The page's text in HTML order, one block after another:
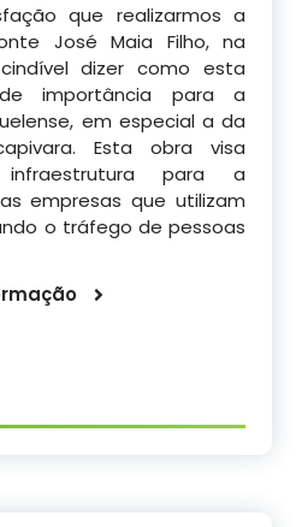
que realizarmos a
José Maia Filho, na
dizer como esta
importância para a
em especial a da
Esta obra visa
para a
empresas que utilizam
o tráfego de pessoas